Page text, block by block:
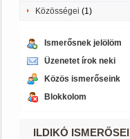
Közösségei (1)
Ismerősnek jelölöm
Üzenetet írok neki
Közös ismerőseink
Blokkolom
ILDIKÓ ISMERŐSEI